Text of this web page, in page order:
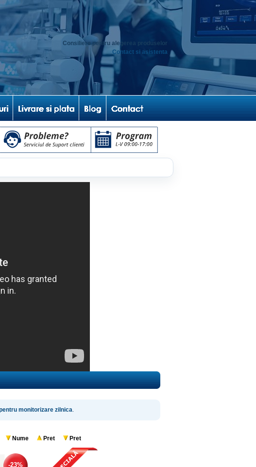
Consiliere pentru alegerea produselor
Contact si asistenta
monitorizare zilnica.
Nume Pret Pret
-23%